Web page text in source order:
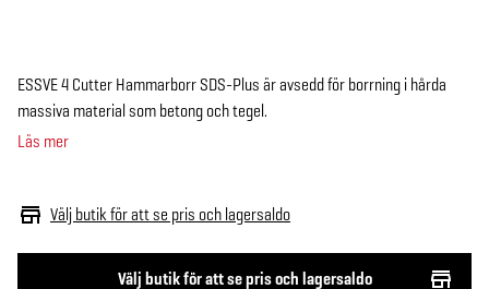
Välj butik för att se pris och lagersaldo
Välj butik för att se pris och lagersaldo
ESSVE 4 Cutter Hammarborr SDS-Plus är avsedd för borrning i hårda
massiva material som betong och tegel.
Läs mer